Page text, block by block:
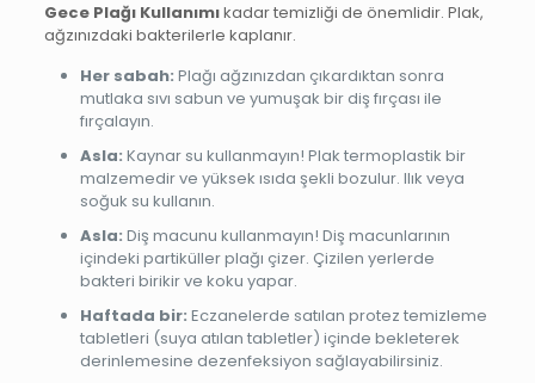
Gece Plağı Kullanımıkadar temizliği de önemlidir. Plak,
ağzınızdaki bakterilerle kaplanır.
Her sabah: Plağı ağzınızdan çıkardıktan sonra
mutlaka sıvı sabun ve yumuşak bir diş fırçası ile
fırçalayın.
Asla: Kaynar su kullanmayın! Plak termoplastik bir
malzemedir ve yüksek ısıda şekli bozulur. Ilık veya
soğuk su kullanın.
Asla: Diş macunu kullanmayın! Diş macunlarının
içindeki partiküller plağı çizer. Çizilen yerlerde
bakteri birikir ve koku yapar.
Haftada bir: Eczanelerde satılan protez temizleme
tabletleri (suya atılan tabletler) içinde bekleterek
derinlemesine dezenfeksiyon sağlayabilirsiniz.